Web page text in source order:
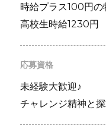
時給プラス100円の
高校生時給1230円
応募資格
未経験大歓迎♪
チャレンジ精神と